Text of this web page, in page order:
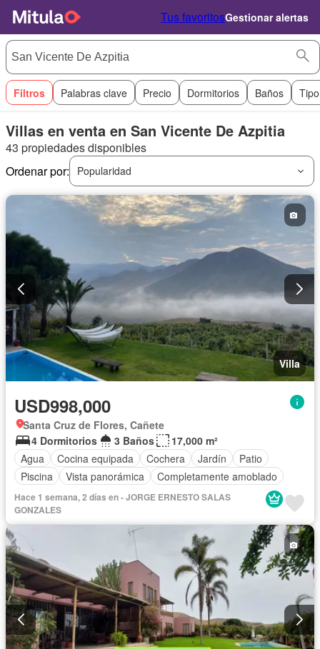
Tus favoritosGestionar alertas
Filtros Palabras clave Precio Dormitorios Baños
Villas en venta en San Vicente De Azpitia
43 propiedades disponibles
Ordenar por:
Popularidad
Villa
USD998,000
Santa Cruz de Flores, Cañete
4 Dormitorios
3 Baños
17,000 m²
Agua
Cocina equipada Cochera Jardín
Patio
Piscina
Vista panorámica Completamente amoblado
Hace 1 semana, 2 días en - JORGE ERNESTO SALAS
GONZALES